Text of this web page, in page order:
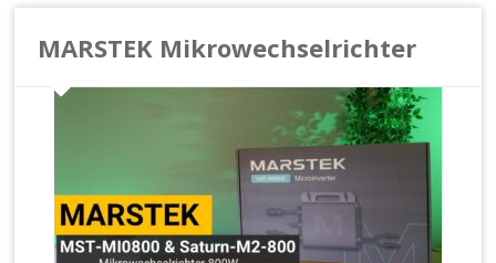
MARSTEK Mikrowechselrichter